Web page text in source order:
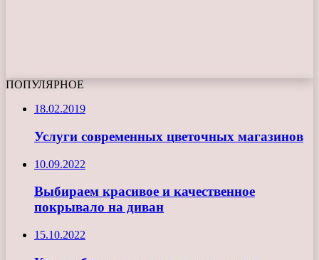
ПОПУЛЯРНОЕ
18.02.2019
Услуги современных цветочных магазинов
10.09.2022
Выбираем красивое и качественное
покрывало на диван
15.10.2022